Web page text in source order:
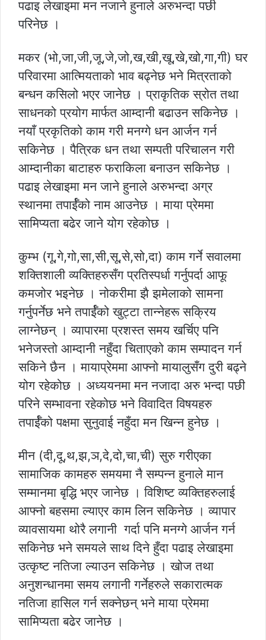
पढाइ लेखाइमा मन नजाने हुनाले अरुभन्दा पछी
परिनेछ ।
मकर (भो,जा,जी,जू,जे,जो,ख,खी,खू,खे,खो,गा,गी) घर
परिवारमा आत्मियताको भाव बढ्नेछ भने मित्रताको
बन्धन कसिलो भएर जानेछ । प्राकृतिक स्रोत तथा
साधनको प्रयोग मार्फत आम्दानी बढाउन सकिनेछ ।
नयाँ प्रकृतिको काम गरी मनग्गे धन आर्जन गर्न
सकिनेछ । पैत्रिक धन तथा सम्पती परिचालन गरी
आम्दानीका बाटाहरु फराकिला बनाउन सकिनेछ ।
पढाइ लेखाइमा मन जाने हुनाले अरुभन्दा अग्र
स्थानमा तपार्ईँको नाम आउनेछ । माया प्रेममा
सामिप्यता बढेर जाने योग रहेकोछ ।
कुम्भ (गू,गे,गो,सा,सी,सू,से,सो,दा) काम गर्ने सवालमा
शक्तिशाली व्यक्तिहरुसँग प्रतिस्पर्धा गर्नुपर्दा आफू
कमजोर भइनेछ । नोकरीमा झै झमेलाको सामना
गर्नुपर्नेछ भने तपार्ईँको खुट्टा तान्नेहरू सक्रिय
लाग्नेछन् । व्यापारमा प्रशस्त समय खर्चिए पनि
भनेजस्तो आम्दानी नहुँदा चिताएको काम सम्पादन गर्न
सकिने छैन । मायाप्रेममा आफ्नो मायालुसँग दुरी बढ्ने
योग रहेकोछ । अध्ययनमा मन नजादा अरु भन्दा पछी
परिने सम्भावना रहेकोछ भने विवादित विषयहरु
तपार्ईँको पक्षमा सुनुवाई नहुँदा मन खिन्न हुनेछ ।
मीन (दी,दू,थ,झ,ञ,दे,दो,चा,ची) सुरु गरीएका
सामाजिक कामहरु समयमा नै सम्पन्न हुनाले मान
सम्मानमा बृद्धि भएर जानेछ । विशिष्ट व्यक्तिहरुलाई
आफ्नो बहसमा ल्याएर काम लिन सकिनेछ । व्यापार
व्यावसायमा थोरै लगानी गर्दा पनि मनग्गे आर्जन गर्न
सकिनेछ भने समयले साथ दिने हुँदा पढाइ लेखाइमा
उत्कृष्ट नतिजा ल्याउन सकिनेछ । खोज तथा
अनुशन्धानमा समय लगानी गर्नेहरुले सकारात्मक
नतिजा हासिल गर्न सक्नेछन् भने माया प्रेममा
सामिप्यता बढेर जानेछ ।